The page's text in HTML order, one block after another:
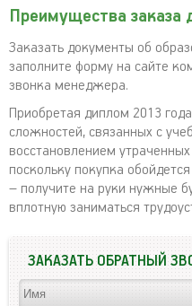
Преимущества заказа
Заказать документы об
заполните форму на сайте
звонка менеджера.
Приобретая диплом 2013
сложностей, связанных с
восстановлением
поскольку покупка
– получите на руки нужные
вплотную заниматься
ЗАКАЗАТЬ ОБРАТНЫЙ